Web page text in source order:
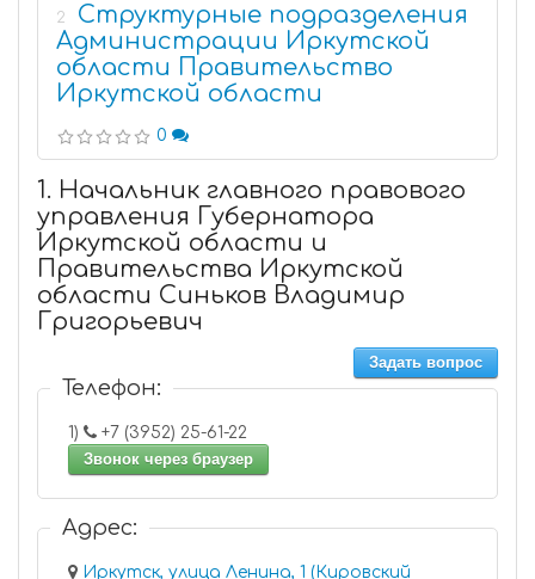
2
Структурные подразделения
Администрации Иркутской
области Правительство
Иркутской области
0
1. Начальник главного правового
управления Губернатора
Иркутской области и
Правительства Иркутской
области Синьков Владимир
Григорьевич
Задать вопрос
Телефон:
1)
+7 (3952) 25-61-22
Звонок через браузер
Адрес:
Иркутск, улица Ленина, 1 (Кировский